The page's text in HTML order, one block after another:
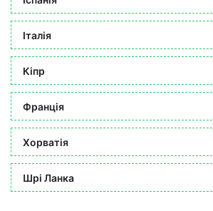
Італія
Кіпр
Франція
Хорватія
Шрі Ланка